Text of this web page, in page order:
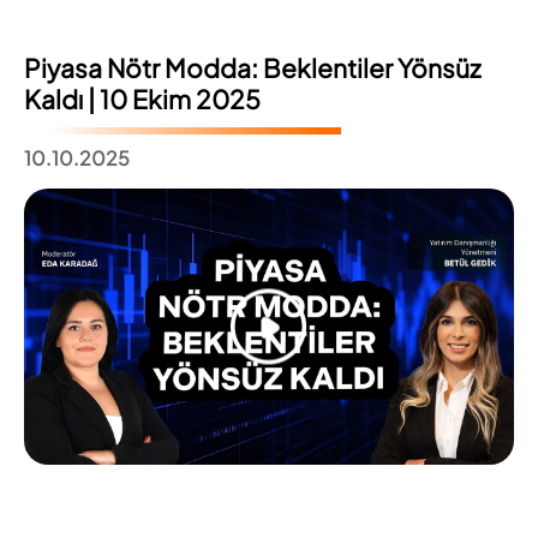
Piyasa Nötr Modda: Beklentiler Yönsüz
Kaldı | 10 Ekim 2025
10.10.2025